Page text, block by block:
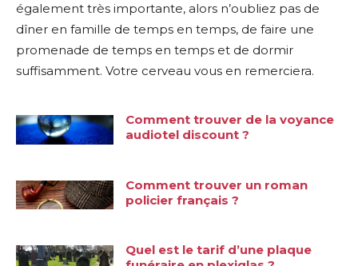
également très importante, alors n’oubliez pas de
dîner en famille de temps en temps, de faire une
promenade de temps en temps et de dormir
suffisamment. Votre cerveau vous en remerciera.
Comment trouver de la voyance
audiotel discount ?
Comment trouver un roman
policier français ?
Quel est le tarif d’une plaque